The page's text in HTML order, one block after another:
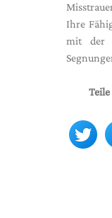
Ihre
mit der